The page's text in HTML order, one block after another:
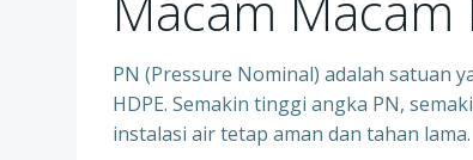
PN (Pressure Nominal) adalah satuan
HDPE. Semakin tinggi angka PN,
instalasi air tetap aman dan tahan lama.